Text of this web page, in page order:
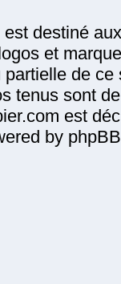
est destiné
et
de
tenus sont
est
by